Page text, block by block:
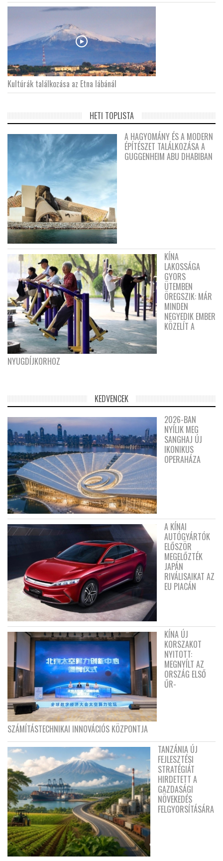
Kultúrák találkozása az Etna lábánál
HETI TOPLISTA
A HAGYOMÁNY ÉS A MODERN
ÉPÍTÉSZET TALÁLKOZÁSA A
GUGGENHEIM ABU DHABIBAN
KÍNA
LAKOSSÁGA
GYORS
ÜTEMBEN
ÖREGSZIK: MÁR
MINDEN
NEGYEDIK EMBER
KÖZELÍT A
NYUGDÍJKORHOZ
KEDVENCEK
2026-BAN
NYÍLIK MEG
SANGHAJ ÚJ
IKONIKUS
OPERAHÁZA
A KÍNAI
AUTÓGYÁRTÓK
ELŐSZÖR
MEGELŐZTÉK
JAPÁN
RIVÁLISAIKAT AZ
EU PIACÁN
KÍNA ÚJ
KORSZAKOT
NYITOTT:
MEGNYÍLT AZ
ORSZÁG ELSŐ
ŰR-
SZÁMÍTÁSTECHNIKAI INNOVÁCIÓS KÖZPONTJA
TANZÁNIA ÚJ
FEJLESZTÉSI
STRATÉGIÁT
HIRDETETT A
GAZDASÁGI
NÖVEKEDÉS
FELGYORSÍTÁSÁRA